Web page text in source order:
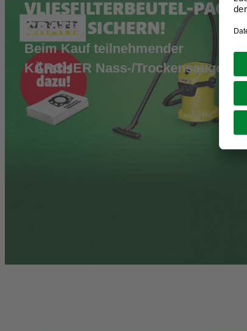
VLIESFILTERBEUTEL-PACK
GRATIS SICHERN!
Beim Kauf teilnehmender
KÄRCHER Nass-/Trockensauger